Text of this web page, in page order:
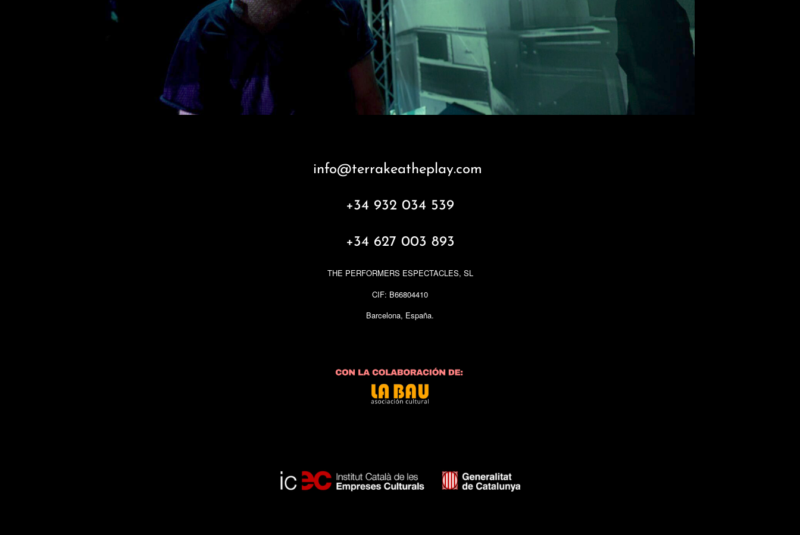
info@terrakeatheplay.com
+34 932 034 539
+34 627 003 893
THE PERFORMERS ESPECTACLES, SL
CIF: B66804410
Barcelona, España.